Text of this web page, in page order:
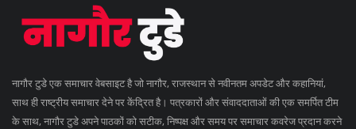
नागौर टुडे एक समाचार वेबसाइट है जो नागौर, राजस्थान से नवीनतम अपडेट और कहानियां,
साथ ही राष्ट्रीय समाचार देने पर केंद्रित है। पत्रकारों और संवाददाताओं की एक समर्पित टीम
के साथ, नागौर टुडे अपने पाठकों को सटीक, निष्पक्ष और समय पर समाचार कवरेज प्रदान करने